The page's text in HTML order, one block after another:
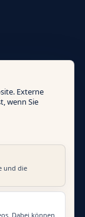
Externe
wenn Sie
und die
Dabei können